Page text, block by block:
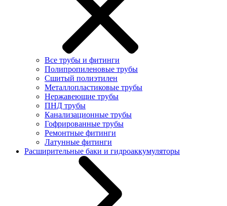
Все трубы и фитинги
Полипропиленовые трубы
Сшитый полиэтилен
Металлопластиковые трубы
Нержавеющие трубы
ПНД трубы
Канализационные трубы
Гофрированные трубы
Ремонтные фитинги
Латунные фитинги
Расширительные баки и гидроаккумуляторы